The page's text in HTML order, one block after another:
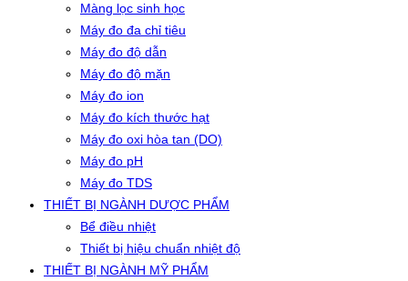
Màng lọc sinh học
Máy đo đa chỉ tiêu
Máy đo độ dẫn
Máy đo độ mặn
Máy đo ion
Máy đo kích thước hạt
Máy đo oxi hòa tan (DO)
Máy đo pH
Máy đo TDS
THIẾT BỊ NGÀNH DƯỢC PHẨM
Bể điều nhiệt
Thiết bị hiệu chuẩn nhiệt độ
THIẾT BỊ NGÀNH MỸ PHẨM